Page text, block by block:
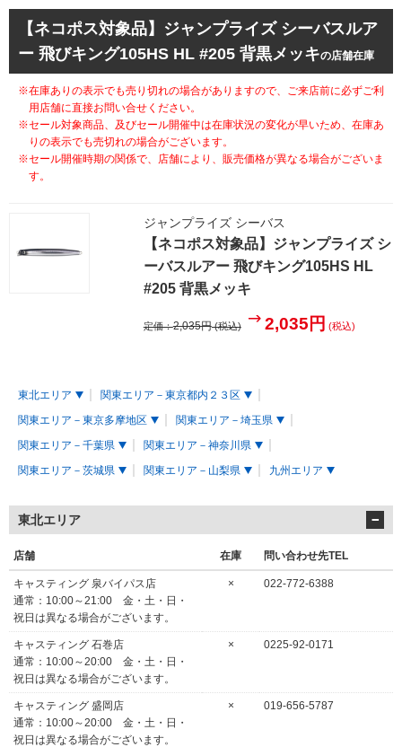
【ネコポス対象品】ジャンプライズ シーバスルア
ー 飛びキング105HS HL #205 背黒メッキの店舗在庫
※在庫ありの表示でも売り切れの場合がありますので、ご来店前に必ずご利
用店舗に直接お問い合せください。
※セール対象商品、及びセール開催中は在庫状況の変化が早いため、在庫あ
りの表示でも売切れの場合がございます。
※セール開催時期の関係で、店舗により、販売価格が異なる場合がございま
す。
ジャンプライズ シーバス
【ネコポス対象品】ジャンプライズ シ
ーバスルアー 飛びキング105HS HL
#205 背黒メッキ
定価：2,035円(税込) 2,035円 (税込)
東北エリア
関東エリア－東京都内２３区
関東エリア－東京多摩地区
関東エリア－埼玉県
関東エリア－千葉県
関東エリア－神奈川県
関東エリア－茨城県
関東エリア－山梨県 九州エリア
東北エリア
店舗 在庫 問い合わせ先TEL
キャスティング 泉バイパス店
通常：10:00～21:00 金・土・日・
祝日は異なる場合がございます。
× 022-772-6388
キャスティング 石巻店
通常：10:00～20:00 金・土・日・
祝日は異なる場合がございます。
× 0225-92-0171
キャスティング 盛岡店
通常：10:00～20:00 金・土・日・
祝日は異なる場合がございます。
× 019-656-5787